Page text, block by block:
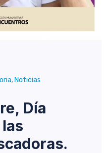
, Noticias
Día